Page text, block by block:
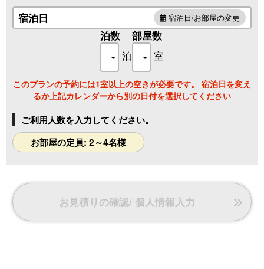
・温泉たまご作りの無料体験（15:00～19:00）
・ドリンクの無料サービス（7:00～10:00、14:00～18:00）
※1階の喫茶コーナーにてセルフサービス
～珈琲、カフェオレ、紅茶、ミルクティー、ココア、ソフト
～食事前、出発前にゆったりしたひと時をお過ごしください
宿泊日 宿泊日/お部屋の変更
泊数
泊
部屋数
室
このプランの予約には1室以上の空きが必要です。 宿泊日を変え
るか上記カレンダーから別の日付を選択してください
ご利用人数を入力してください。
お部屋の定員: 2～4名様
お見積りの確認/ 個人情報入力